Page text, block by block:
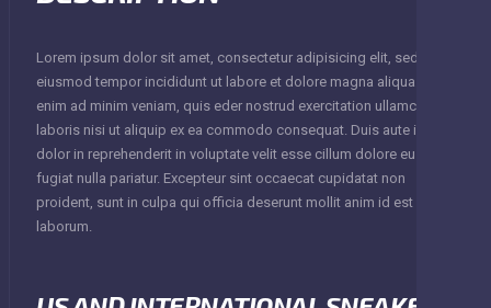
Lorem ipsum dolor sit amet, consectetur adipisicing elit, sed do
eiusmod tempor incididunt ut labore et dolore magna aliqua. Ut
enim ad minim veniam, quis eder nostrud exercitation ullamco
laboris nisi ut aliquip ex ea commodo consequat. Duis aute irure
dolor in reprehenderit in voluptate velit esse cillum dolore eu
fugiat nulla pariatur. Excepteur sint occaecat cupidatat non
proident, sunt in culpa qui officia deserunt mollit anim id est
laborum.